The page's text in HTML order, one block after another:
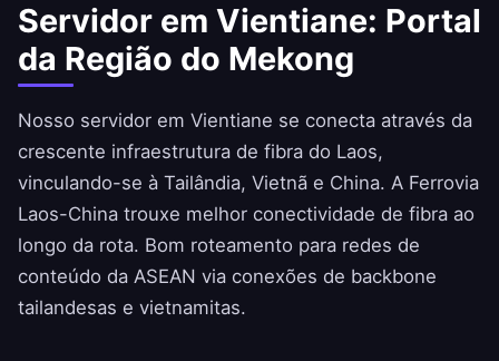
Servidor em Vientiane: Portal
da Região do Mekong
Nosso servidor em Vientiane se conecta através da
crescente infraestrutura de fibra do Laos,
vinculando-se à Tailândia, Vietnã e China. A Ferrovia
Laos-China trouxe melhor conectividade de fibra ao
longo da rota. Bom roteamento para redes de
conteúdo da ASEAN via conexões de backbone
tailandesas e vietnamitas.